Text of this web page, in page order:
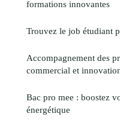
formations innovantes
Trouvez le job étudiant
Accompagnement des
commercial et
Bac pro mee : boostez
énergétique